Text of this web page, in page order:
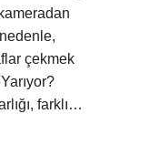
çekmek
farklı…